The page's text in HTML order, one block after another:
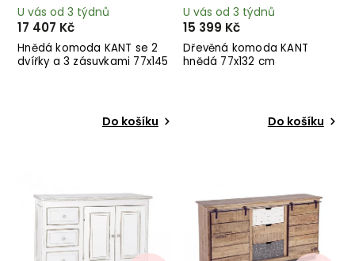
Hnědá komoda KANT se 2
dvířky a 3 zásuvkami 77x145
U vás od 3 týdnů
17 407 Kč
Do košíku
Dřevěná komoda KANT
hnědá 77x132 cm
U vás od 3 týdnů
15 399 Kč
Do košíku